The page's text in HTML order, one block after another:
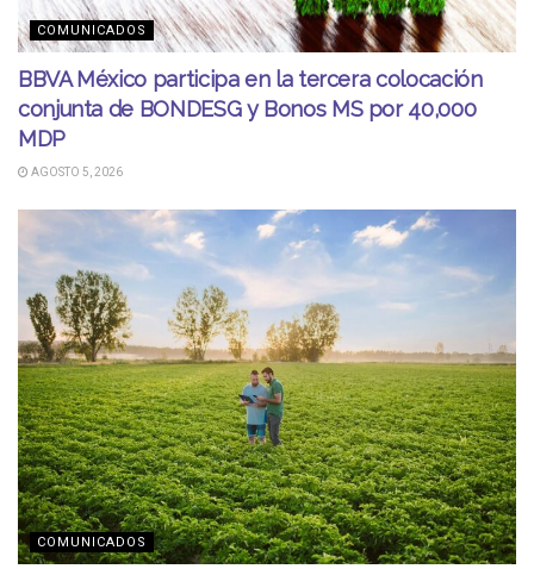
COMUNICADOS
BBVA México participa en la tercera colocación
conjunta de BONDESG y Bonos MS por 40,000
MDP
AGOSTO 5, 2026
COMUNICADOS